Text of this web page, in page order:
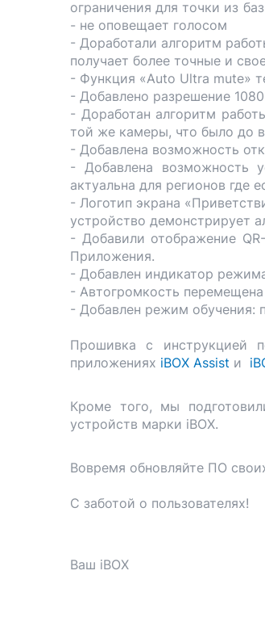
ограничения для точки из
- не оповещает голосом
- Доработали алгоритм
получает более точные и
- Функция «Auto Ultra mute»
- Добавлено разрешение
- Доработан алгоритм
той же камеры, что было до
- Добавлена возможность
- Добавлена возможность
актуальна для регионов где
- Логотип экрана
устройство демонстрирует
- Добавили отображение
Приложения.
- Добавлен индикатор
- Автогромкость
- Добавлен режим обучения:
Прошивка с инструкцией
приложениях iBOX Assist и
Кроме того, мы
устройств марки iBOX.
Вовремя обновляйте ПО
С заботой о пользователях!
Ваш iBOX